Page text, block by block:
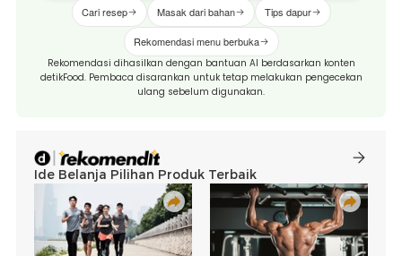
Cari resep Masak dari bahan Tips dapur
Rekomendasi menu berbuka
Rekomendasi dihasilkan dengan bantuan AI berdasarkan konten
detikFood. Pembaca disarankan untuk tetap melakukan pengecekan
ulang sebelum digunakan.